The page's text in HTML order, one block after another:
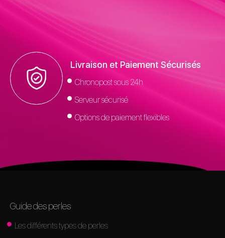
Livraison et Paiement Sécurisés
Chronopost sous 24h
Serveur sécurisé
Options de paiement flexibles
Guide des perles
Les différents types de perles